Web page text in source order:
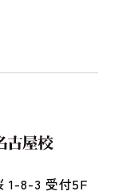
1-8-3 受付5F